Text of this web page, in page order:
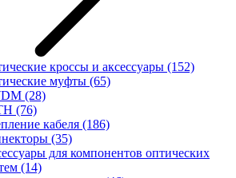
кроссы и аксессуары (152)
муфты (65)
(28)
(76)
кабеля (186)
(35)
для компонентов оптических
(14)